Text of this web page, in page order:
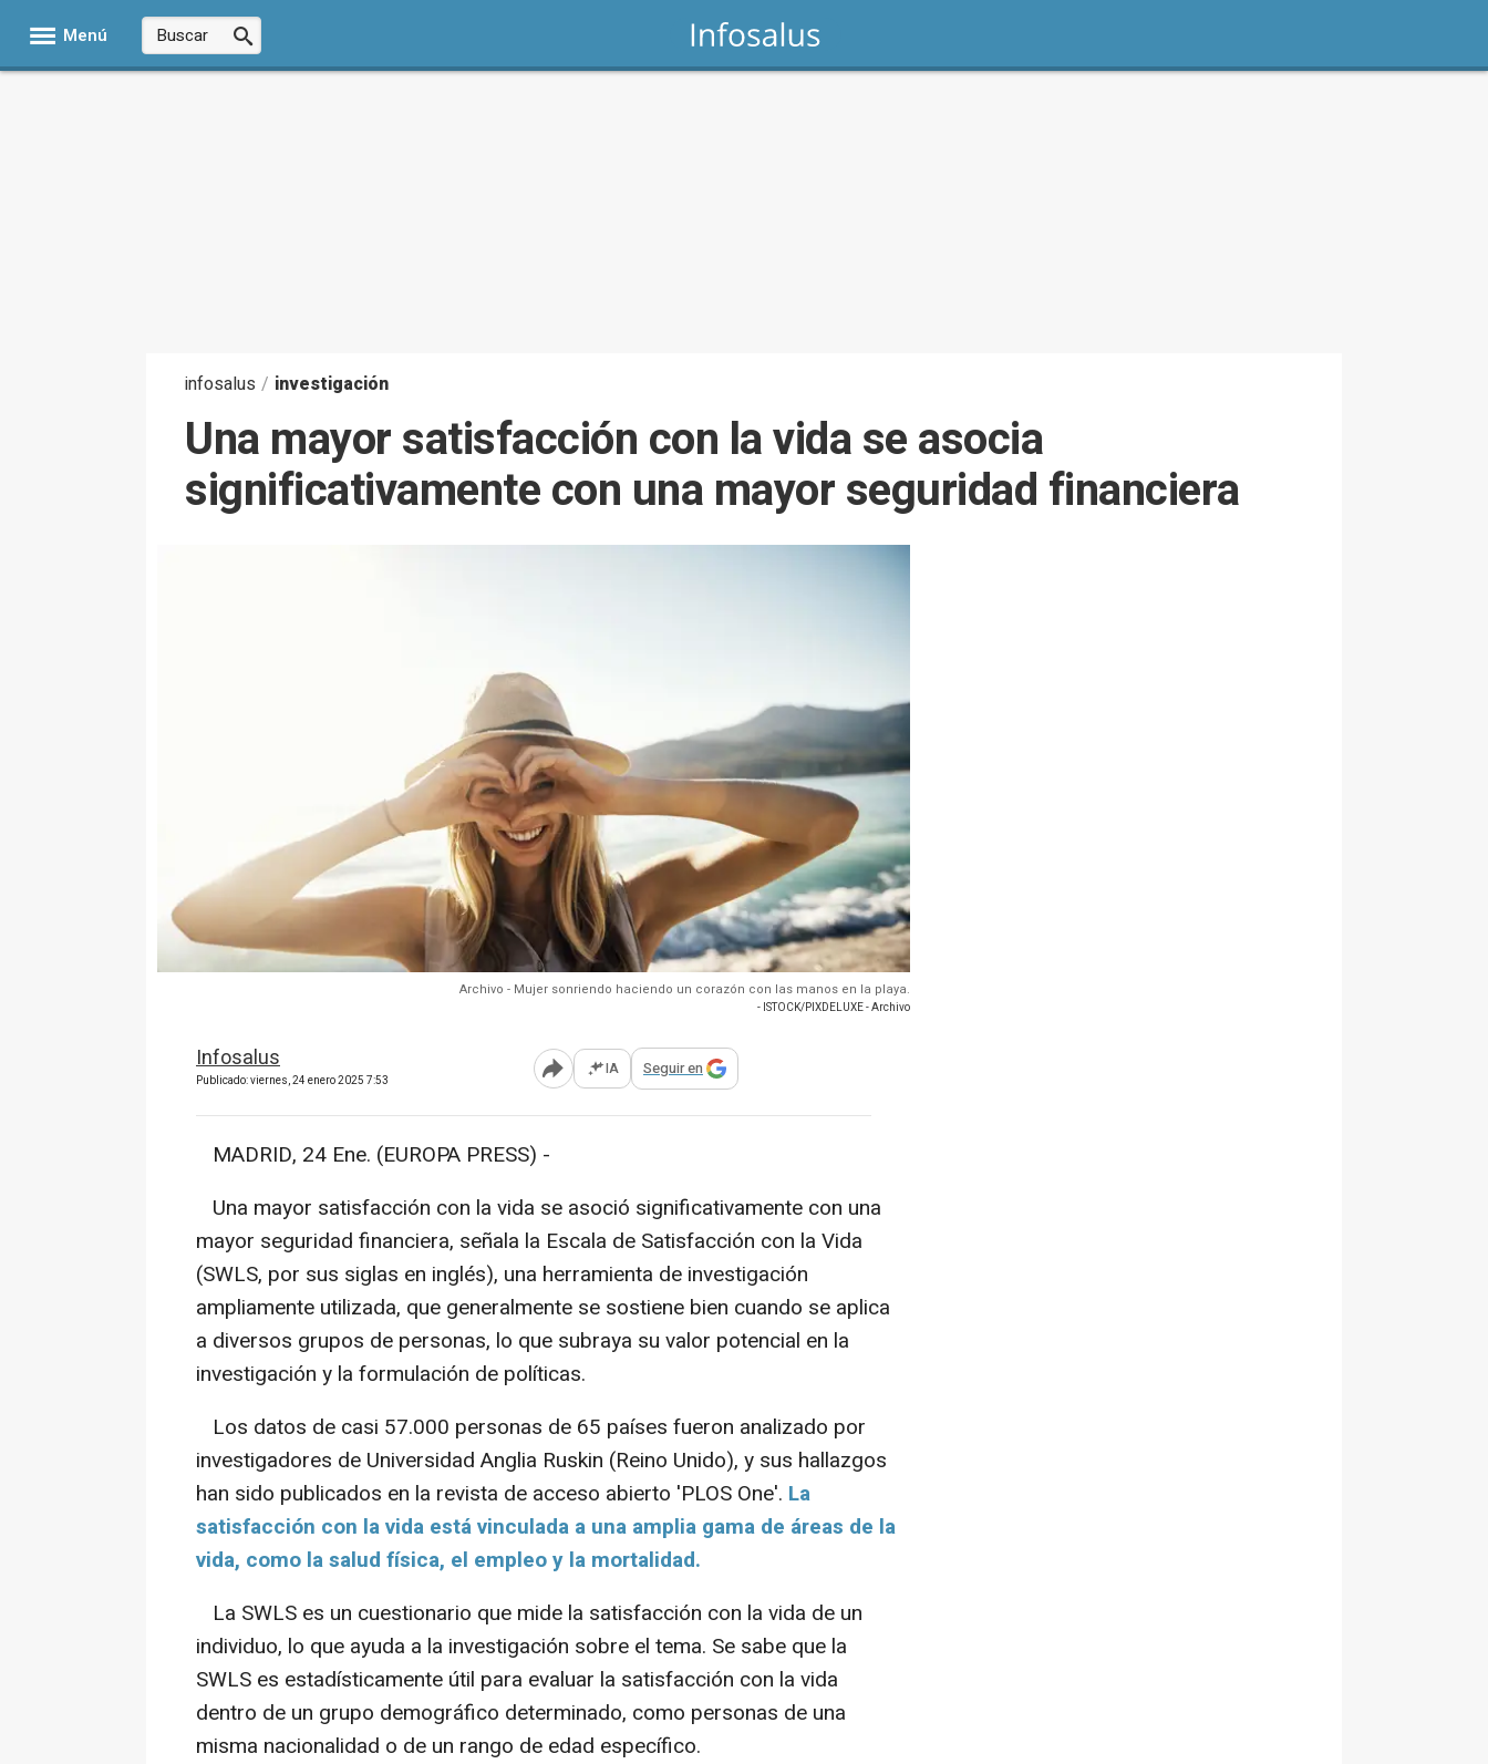
Menú
infosalus / investigación
Una mayor satisfacción con la vida se asocia
significativamente con una mayor seguridad financiera
Archivo - Mujer sonriendo haciendo un corazón con las manos en la playa.
- ISTOCK/PIXDELUXE - Archivo
Infosalus
Publicado: viernes, 24 enero 2025 7:53 Abrir opciones para compartir
IA Seguir en
MADRID, 24 Ene. (EUROPA PRESS) -
Una mayor satisfacción con la vida se asoció significativamente con una
mayor seguridad financiera, señala la Escala de Satisfacción con la Vida
(SWLS, por sus siglas en inglés), una herramienta de investigación
ampliamente utilizada, que generalmente se sostiene bien cuando se aplica
a diversos grupos de personas, lo que subraya su valor potencial en la
investigación y la formulación de políticas.
Los datos de casi 57.000 personas de 65 países fueron analizado por
investigadores de Universidad Anglia Ruskin (Reino Unido), y sus hallazgos
han sido publicados en la revista de acceso abierto 'PLOS One'. La
satisfacción con la vida está vinculada a una amplia gama de áreas de la
vida, como la salud física, el empleo y la mortalidad.
La SWLS es un cuestionario que mide la satisfacción con la vida de un
individuo, lo que ayuda a la investigación sobre el tema. Se sabe que la
SWLS es estadísticamente útil para evaluar la satisfacción con la vida
dentro de un grupo demográfico determinado, como personas de una
misma nacionalidad o de un rango de edad específico.